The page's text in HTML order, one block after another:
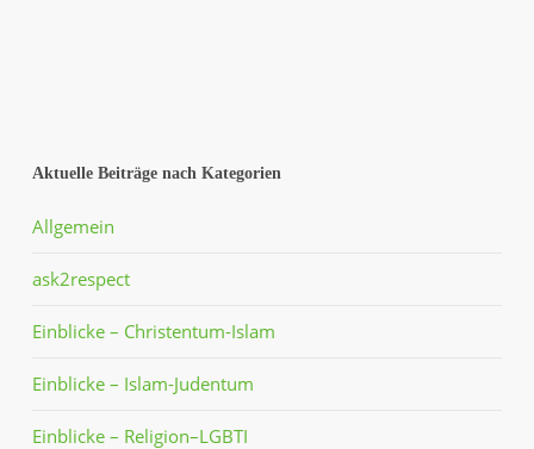
Aktuelle Beiträge nach Kategorien
Allgemein
ask2respect
Einblicke – Christentum-Islam
Einblicke – Islam-Judentum
Einblicke – Religion–LGBTI